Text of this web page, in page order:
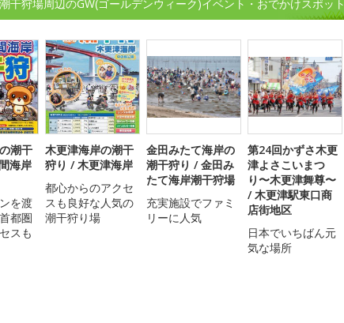
干狩場周辺のGW(ゴールデンウィーク)イベント・おでかけスポット
潮干
海岸
を渡
都圏
スも
木更津海岸の潮干
狩り / 木更津海岸
都心からのアクセ
スも良好な人気の
潮干狩り場
金田みたて海岸の
潮干狩り / 金田み
たて海岸潮干狩場
充実施設でファミ
リーに人気
第24回かずさ木更
津よさこいまつ
り〜木更津舞尊〜
/ 木更津駅東口商
店街地区
日本でいちばん元
気な場所